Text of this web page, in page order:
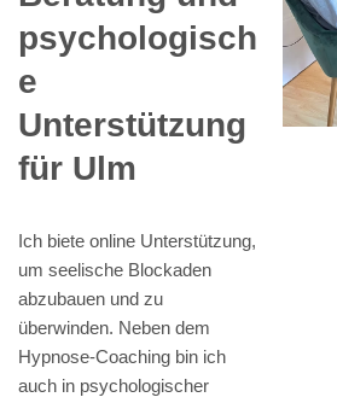
psychologisch
e
Unterstützung
für Ulm
Ich biete online Unterstützung,
um seelische Blockaden
abzubauen und zu
überwinden. Neben dem
Hypnose-Coaching bin ich
auch in psychologischer